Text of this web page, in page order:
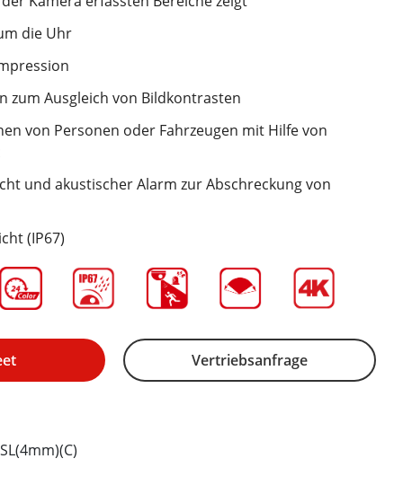
die Uhr
zum Ausgleich von Bildkontrasten
von Personen oder Fahrzeugen mit Hilfe von
und akustischer Alarm zur Abschreckung von
(IP67)
Vertriebsanfrage